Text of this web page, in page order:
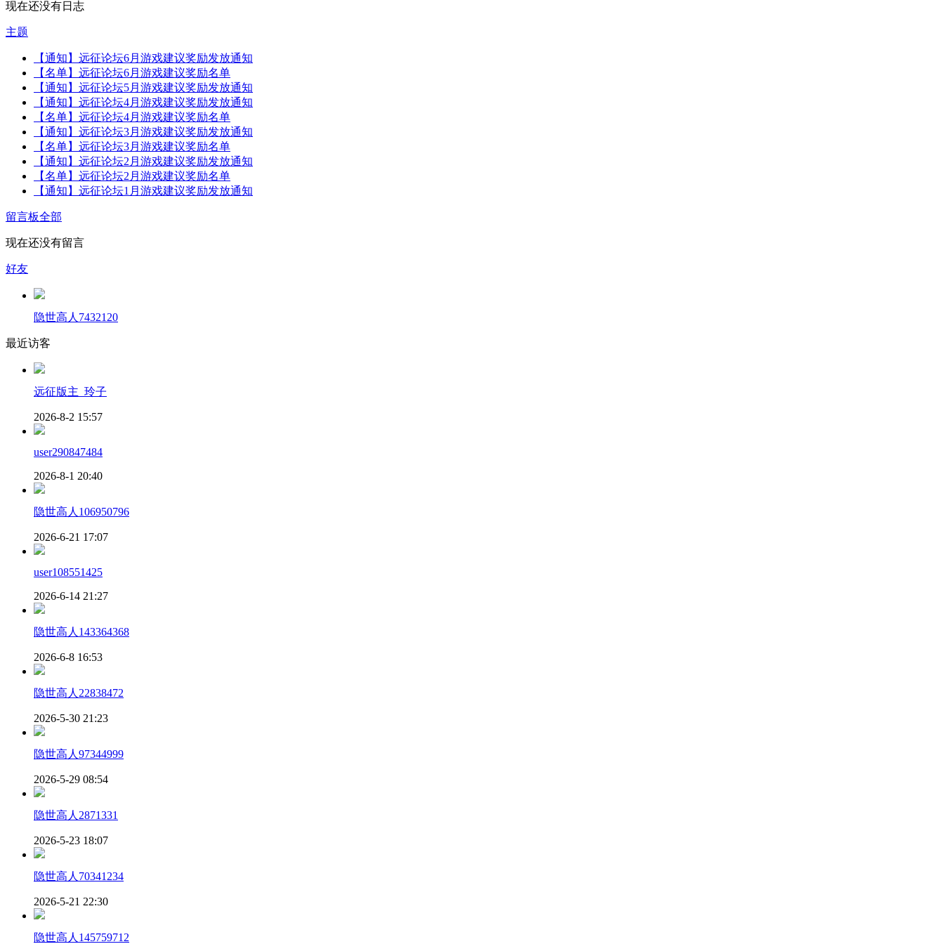
现在还没有日志
主题
【通知】远征论坛6月游戏建议奖励发放通知
【名单】远征论坛6月游戏建议奖励名单
【通知】远征论坛5月游戏建议奖励发放通知
【通知】远征论坛4月游戏建议奖励发放通知
【名单】远征论坛4月游戏建议奖励名单
【通知】远征论坛3月游戏建议奖励发放通知
【名单】远征论坛3月游戏建议奖励名单
【通知】远征论坛2月游戏建议奖励发放通知
【名单】远征论坛2月游戏建议奖励名单
【通知】远征论坛1月游戏建议奖励发放通知
留言板全部
现在还没有留言
好友
隐世高人7432120
最近访客
远征版主_玲子
2026-8-2 15:57
user290847484
2026-8-1 20:40
隐世高人106950796
2026-6-21 17:07
user108551425
2026-6-14 21:27
隐世高人143364368
2026-6-8 16:53
隐世高人22838472
2026-5-30 21:23
隐世高人97344999
2026-5-29 08:54
隐世高人2871331
2026-5-23 18:07
隐世高人70341234
2026-5-21 22:30
隐世高人145759712